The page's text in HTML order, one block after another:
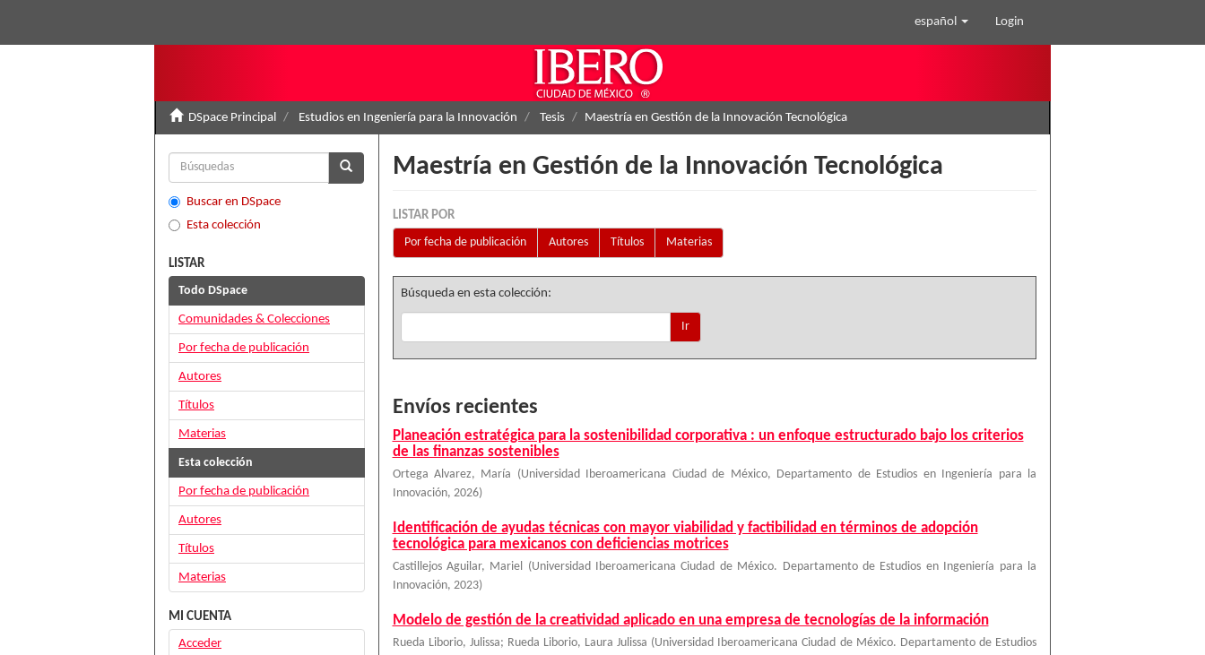
español Login
DSpace Principal Estudios en Ingeniería para la Innovación Tesis Maestría en Gestión de la Innovación Tecnológica
Maestría en Gestión de la Innovación Tecnológica
LISTAR POR
Por fecha de publicación
Autores Títulos Materias
Búsqueda en esta colección:
Ir
Envíos recientes
Planeación estratégica para la sostenibilidad corporativa : un enfoque estructurado bajo los criterios
de las finanzas sostenibles
Ortega Alvarez, María (Universidad Iberoamericana Ciudad de México, Departamento de Estudios en Ingeniería para la
Innovación, 2026)
Identificación de ayudas técnicas con mayor viabilidad y factibilidad en términos de adopción
tecnológica para mexicanos con deficiencias motrices
Castillejos Aguilar, Mariel (Universidad Iberoamericana Ciudad de México. Departamento de Estudios en Ingeniería para la
Innovación, 2023)
Modelo de gestión de la creatividad aplicado en una empresa de tecnologías de la información
Rueda Liborio, Julissa; Rueda Liborio, Laura Julissa (Universidad Iberoamericana Ciudad de México. Departamento de Estudios
Buscar en DSpace
Esta colección
LISTAR
Todo DSpace
Comunidades & Colecciones
Por fecha de publicación
Autores
Títulos
Materias
Esta colección
Por fecha de publicación
Autores
Títulos
Materias
MI CUENTA
Acceder